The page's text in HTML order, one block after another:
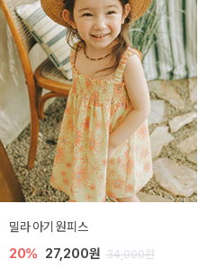
밀라 아기 원피스
20% 27,200원 34,000원